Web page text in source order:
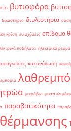
βυτιοφόρα
δικαστήριο διυλιστήρια δόση
κρίση ενισχύσεις επίδομα
ποδήλατα ηλεκτρικό ρεύμα
κατανάλωση
μικρόβια μικτά
παραβατικότητα